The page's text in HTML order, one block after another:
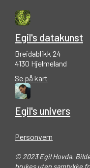
Egil's datakunst
Breidablikk 24
4130 Hjelmeland
Se på kart
Egil's univers
Personvern
© 2023 Egil Hovda.